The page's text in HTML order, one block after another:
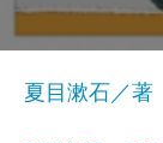
夏目漱石／著